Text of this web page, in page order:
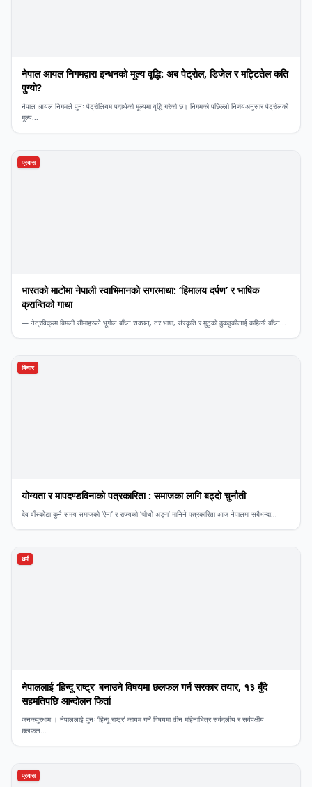
नेपाल आयल निगमद्वारा इन्धनको मूल्य वृद्धि: अब पेट्रोल, डिजेल र मट्टितेल कति
पुग्यो?
नेपाल आयल निगमले पुनः पेट्रोलियम पदार्थको मूल्यमा वृद्धि गरेको छ। निगमको पछिल्लो निर्णयअनुसार पेट्रोलको
मूल्य...
प्रवास
भारतको माटोमा नेपाली स्वाभिमानको सगरमाथा: ‘हिमालय दर्पण’ र भाषिक
क्रान्तिको गाथा
— नेत्रविक्रम बिमली ​सीमाहरूले भूगोल बाँध्न सक्छन्, तर भाषा, संस्कृति र मुटुको ढुकढुकीलाई कहिल्यै बाँध्न...
बिचार
योग्यता र मापदण्डविनाको पत्रकारिता : समाजका लागि बढ्दो चुनौती
देव वाँस्कोटा कुनै समय समाजको ‘ऐना’ र राज्यको ‘चौथो अङ्ग’ मानिने पत्रकारिता आज नेपालमा सबैभन्दा...
धर्म
नेपाललाई ‘हिन्दू राष्ट्र’ बनाउने विषयमा छलफल गर्न सरकार तयार, १३ बुँदे
सहमतिपछि आन्दोलन फिर्ता
जनकपुरधाम । नेपाललाई पुनः ‘हिन्दू राष्ट्र’ कायम गर्ने विषयमा तीन महिनाभित्र सर्वदलीय र सर्वपक्षीय
छलफल...
प्रवास